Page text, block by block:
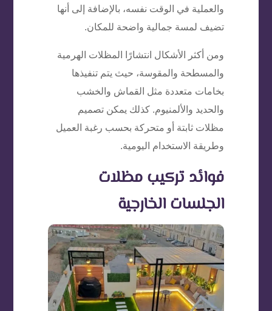
والعملية في الوقت نفسه، بالإضافة إلى أنها
تضيف لمسة جمالية واضحة للمكان.
ومن أكثر الأشكال انتشارًا المظلات الهرمية
والمسطحة والمقوسة، حيث يتم تنفيذها
بخامات متعددة مثل القماش والخشب
والحديد والألمنيوم. كذلك يمكن تصميم
مظلات ثابتة أو متحركة بحسب رغبة العميل
وطريقة الاستخدام اليومية.
فوائد تركيب مظلات
الجلسات الخارجية